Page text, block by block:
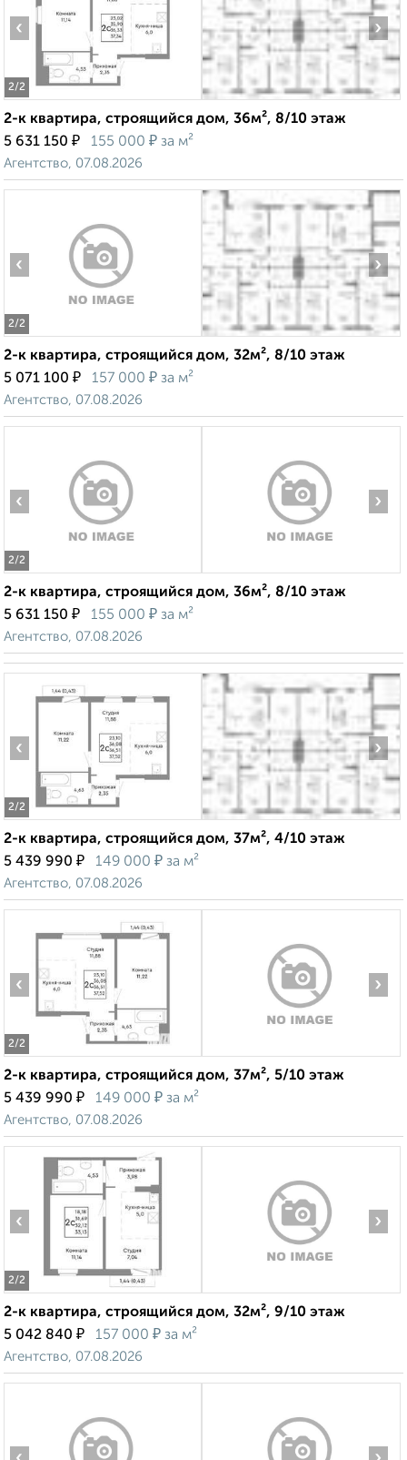
2/2
‹ ›
2-к квартира, строящийся дом, 36м², 8/10 этаж
5 631 150 ₽ 155 000 ₽ за м²
Агентство, 07.08.2026
2/2
‹ ›
2-к квартира, строящийся дом, 32м², 8/10 этаж
5 071 100 ₽ 157 000 ₽ за м²
Агентство, 07.08.2026
2/2
‹ ›
2-к квартира, строящийся дом, 36м², 8/10 этаж
5 631 150 ₽ 155 000 ₽ за м²
Агентство, 07.08.2026
2/2
‹ ›
2-к квартира, строящийся дом, 37м², 4/10 этаж
5 439 990 ₽ 149 000 ₽ за м²
Агентство, 07.08.2026
2/2
‹ ›
2-к квартира, строящийся дом, 37м², 5/10 этаж
5 439 990 ₽ 149 000 ₽ за м²
Агентство, 07.08.2026
2/2
‹ ›
2-к квартира, строящийся дом, 32м², 9/10 этаж
5 042 840 ₽ 157 000 ₽ за м²
Агентство, 07.08.2026